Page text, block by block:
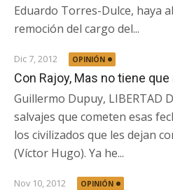
Eduardo Torres-Dulce, haya
remoción del cargo del...
Dic 7, 2012 OPINIÓN
Con Rajoy, Mas no tiene
Guillermo Dupuy, LIBERTAD
salvajes que cometen esas
los civilizados que les dejan
(Víctor Hugo). Ya he...
Nov 10, 2012 OPINIÓN